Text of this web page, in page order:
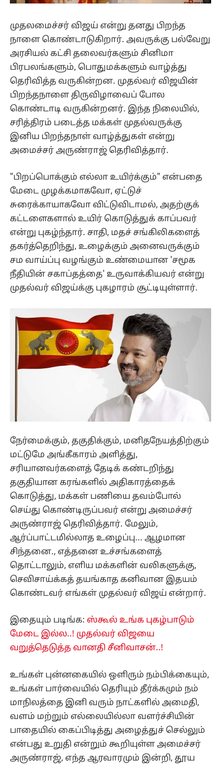
முதலமைச்சர் விஜய் என்று தனது பிறந்த
நாளை கொண்டாடுகிறார். அவருக்கு பல்வேறு
அரசியல் கட்சி தலைவர்களும் சினிமா
பிரபலங்களும், பொதுமக்களும் வாழ்த்து
தெரிவித்த வருகின்றன. முதல்வர் விஜயின்
பிறந்தநாளை திருவிழாவைப் போல
கொண்டாடி வருகின்றனர். இந்த நிலையில்,
சரித்திரம் படைத்த மக்கள் முதல்வருக்கு
இனிய பிறந்தநாள் வாழ்த்துகள் என்று
அமைச்சர் அருண்ராஜ் தெரிவித்தார்.
"பிறப்பொக்கும் எல்லா உயிர்க்கும்" என்பதை
மேடை முழக்கமாகவோ, ஏட்டுச்
சுரைக்காயாகவோ விட்டுவிடாமல், அதற்குக்
கட்டளைகளால் உயிர் கொடுத்துக் காப்பவர்
என்று புகழ்ந்தார். சாதி, மதச் சங்கிலிகளைத்
தகர்த்தெறிந்து, உழைக்கும் அனைவருக்கும்
சம வாய்ப்பு வழங்கும் உண்மையான 'சமூக
நீதியின் சகாப்தத்தை' உருவாக்கியவர் என்று
முதல்வர் விஜய்க்கு புகழாரம் சூட்டியுள்ளார்.
நேர்மைக்கும், தகுதிக்கும், மனிதநேயத்திற்கும்
மட்டுமே அங்கீகாரம் அளித்து,
சரியானவர்களைத் தேடிக் கண்டறிந்து
தகுதியான கரங்களில் அதிகாரத்தைக்
கொடுத்து, மக்கள் பணியை தவம்போல்
செய்து கொண்டிருப்பவர் என்று அமைச்சர்
அருண்ராஜ் தெரிவித்தார். மேலும்,
ஆர்ப்பாட்டமில்லாத உழைப்பு... ஆழமான
சிந்தனை., எத்தனை உச்சங்களைத்
தொட்டாலும், எளிய மக்களின் வலிகளுக்கு,
செவிசாய்க்கத் தயங்காத கனிவான இதயம்
கொண்டவர் எங்கள் முதல்வர் விஜய் என்றார்.
இதையும் படிங்க: ஸ்கூல் உங்க புகழ்பாடும்
மேடை இல்ல..! முதல்வர் விஜயை
வறுத்தெடுத்த வானதி சீனிவாசன்..!
உங்கள் புன்னகையில் ஒளிரும் நம்பிக்கையும்,
உங்கள் பார்வையில் தெரியும் தீர்க்கமும் நம்
மாநிலத்தை இனி வரும் நாட்களில் அமைதி,
வளம் மற்றும் எல்லையில்லா வளர்ச்சியின்
பாதையில் கைப்பிடித்து அழைத்துச் செல்லும்
என்பது உறுதி என்றும் கூறியுள்ள அமைச்சர்
அருண்ராஜ், எந்த ஆரவாரமும் இன்றி, தூய